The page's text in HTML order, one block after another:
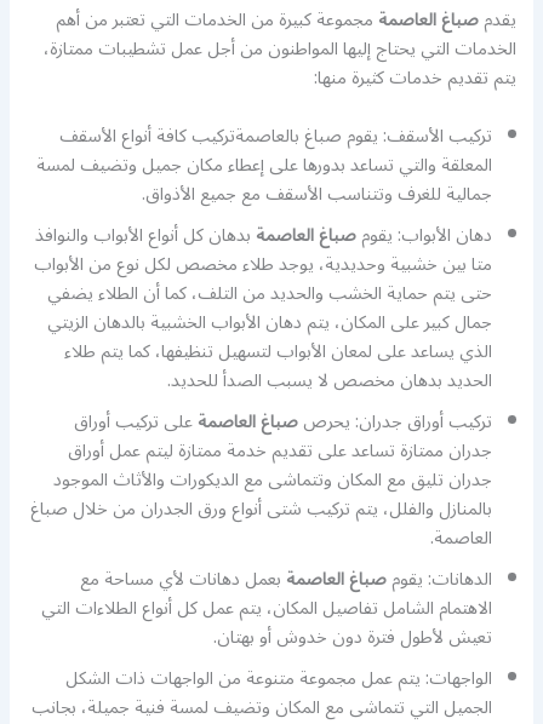
يقدمصباغ العاصمةمجموعة كبيرة من الخدمات التي تعتبر من أهم
الخدمات التي يحتاج إليها المواطنون من أجل عمل تشطيبات ممتازة،
يتم تقديم خدمات كثيرة منها:
تركيب الأسقف: يقوم صباغ بالعاصمةتركيب كافة أنواع الأسقف
المعلقة والتي تساعد بدورها على إعطاء مكان جميل وتضيف لمسة
جمالية للغرف وتتناسب الأسقف مع جميع الأذواق.
دهان الأبواب: يقومصباغ العاصمةبدهان كل أنواع الأبواب والنوافذ
متا بين خشبية وحديدية، يوجد طلاء مخصص لكل نوع من الأبواب
حتى يتم حماية الخشب والحديد من التلف، كما أن الطلاء يضفي
جمال كبير على المكان، يتم دهان الأبواب الخشبية بالدهان الزيتي
الذي يساعد على لمعان الأبواب لتسهيل تنظيفها، كما يتم طلاء
الحديد بدهان مخصص لا يسبب الصدأ للحديد.
تركيب أوراق جدران: يحرصصباغ العاصمةعلى تركيب أوراق
جدران ممتازة تساعد على تقديم خدمة ممتازة ليتم عمل أوراق
جدران تليق مع المكان وتتماشى مع الديكورات والأثاث الموجود
بالمنازل والفلل، يتم تركيب شتى أنواع ورق الجدران من خلال صباغ
العاصمة.
الدهانات: يقومصباغ العاصمةبعمل دهانات لأي مساحة مع
الاهتمام الشامل تفاصيل المكان، يتم عمل كل أنواع الطلاءات التي
تعيش لأطول فترة دون خدوش أو بهتان.
الواجهات: يتم عمل مجموعة متنوعة من الواجهات ذات الشكل
الجميل التي تتماشى مع المكان وتضيف لمسة فنية جميلة، بجانب